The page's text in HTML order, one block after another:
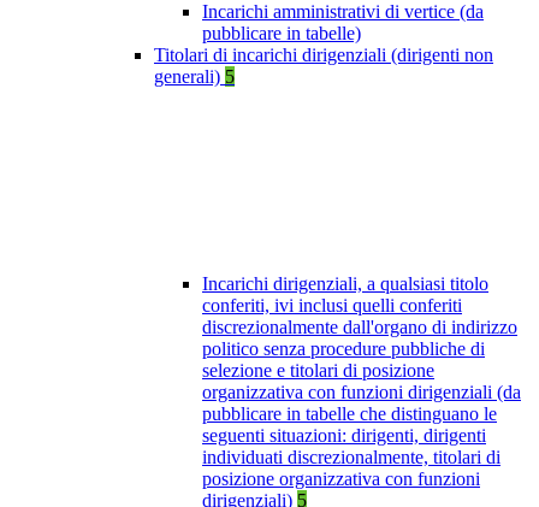
Incarichi amministrativi di vertice (da
pubblicare in tabelle)
Titolari di incarichi dirigenziali (dirigenti non
generali) 5
Incarichi dirigenziali, a qualsiasi titolo
conferiti, ivi inclusi quelli conferiti
discrezionalmente dall'organo di indirizzo
politico senza procedure pubbliche di
selezione e titolari di posizione
organizzativa con funzioni dirigenziali (da
pubblicare in tabelle che distinguano le
seguenti situazioni: dirigenti, dirigenti
individuati discrezionalmente, titolari di
posizione organizzativa con funzioni
dirigenziali) 5